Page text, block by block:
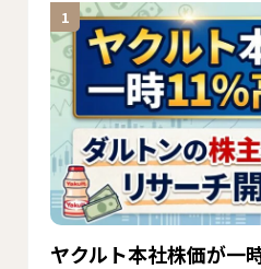
ヤクルト本社株価が一